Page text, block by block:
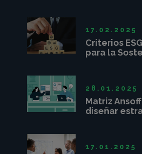
Criterios
para la
17.02.2025
Matriz
diseñar
28.01.2025
17.01.2025